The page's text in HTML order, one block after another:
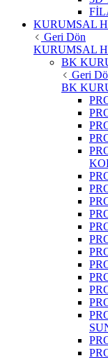
KURUMSAL
Geri Dön
KURUMSAL
BK
Geri
BK